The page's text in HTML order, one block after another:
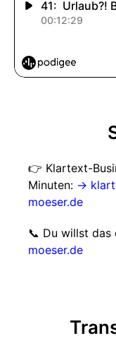
👉 Klartext-
Minuten: →
moeser.de
📞 Du willst das
moeser.de